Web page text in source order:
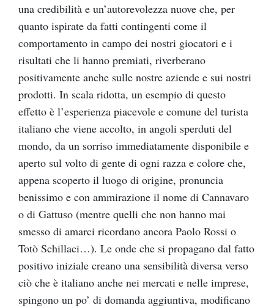
una credibilità e un’autorevolezza nuove che, per
quanto ispirate da fatti contingenti come il
comportamento in campo dei nostri giocatori e i
risultati che li hanno premiati, riverberano
positivamente anche sulle nostre aziende e sui nostri
prodotti. In scala ridotta, un esempio di questo
effetto è l’esperienza piacevole e comune del turista
italiano che viene accolto, in angoli sperduti del
mondo, da un sorriso immediatamente disponibile e
aperto sul volto di gente di ogni razza e colore che,
appena scoperto il luogo di origine, pronuncia
benissimo e con ammirazione il nome di Cannavaro
o di Gattuso (mentre quelli che non hanno mai
smesso di amarci ricordano ancora Paolo Rossi o
Totò Schillaci…). Le onde che si propagano dal fatto
positivo iniziale creano una sensibilità diversa verso
ciò che è italiano anche nei mercati e nelle imprese,
spingono un po’ di domanda aggiuntiva, modificano